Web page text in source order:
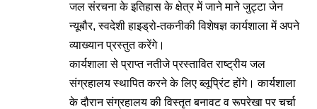
जल संरचना के इतिहास के क्षेत्र में जाने माने जुट्टा जेन
न्‍यूबौर, स्‍वदेशी हाइड्रो-तकनीकी विशेषज्ञ कार्यशाला में अपने
व्याख्यान प्रस्तुत करेंगे।
कार्यशाला से प्राप्‍त नतीजे प्रस्‍तावित राष्‍ट्रीय जल
संग्रहालय स्‍थापित करने के लिए ब्‍लूप्रिंट होंगे। कार्यशाला
के दौरान संग्रहालय की विस्‍तृत बनावट व रूपरेखा पर चर्चा